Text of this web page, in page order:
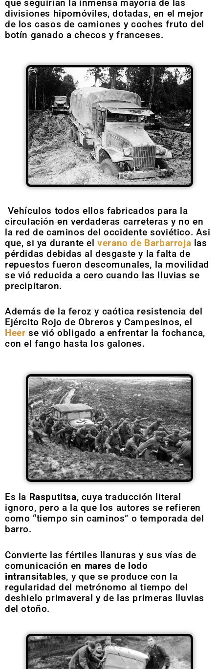
que seguirían la inmensa mayoría de las
divisiones hipomóviles, dotadas, en el mejor
de los casos de camiones y coches fruto del
botín ganado a checos y franceses.
Vehículos todos ellos fabricados para la
circulación en verdaderas carreteras y no en
la red de caminos del occidente soviético. Asi
que, si ya durante elverano de Barbarroja las
pérdidas debidas al desgaste y la falta de
repuestos fueron descomunales, la movilidad
se vió reducida a cero cuando las lluvias se
precipitaron.
Además de la feroz y caótica resistencia del
Ejército Rojo de Obreros y Campesinos, el
Heer se vió obligado a enfrentar la fochanca,
con el fango hasta los galones.
Es la Rasputitsa, cuya traducción literal
ignoro, pero a la que los autores se refieren
como “tiempo sin caminos” o temporada del
barro.
Convierte las fértiles llanuras y sus vías de
comunicación en mares de lodo
intransitables, y que se produce con la
regularidad del metrónomo al tiempo del
deshielo primaveral y de las primeras lluvias
del otoño.